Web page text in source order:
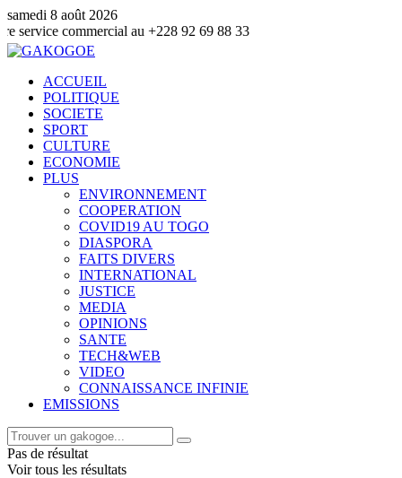
samedi 8 août 2026
au +228 92 69 88 33
ACCUEIL
POLITIQUE
SOCIETE
SPORT
CULTURE
ECONOMIE
PLUS
ENVIRONNEMENT
COOPERATION
COVID19 AU TOGO
DIASPORA
FAITS DIVERS
INTERNATIONAL
JUSTICE
MEDIA
OPINIONS
SANTE
TECH&WEB
VIDEO
CONNAISSANCE INFINIE
EMISSIONS
Pas de résultat
Voir tous les résultats